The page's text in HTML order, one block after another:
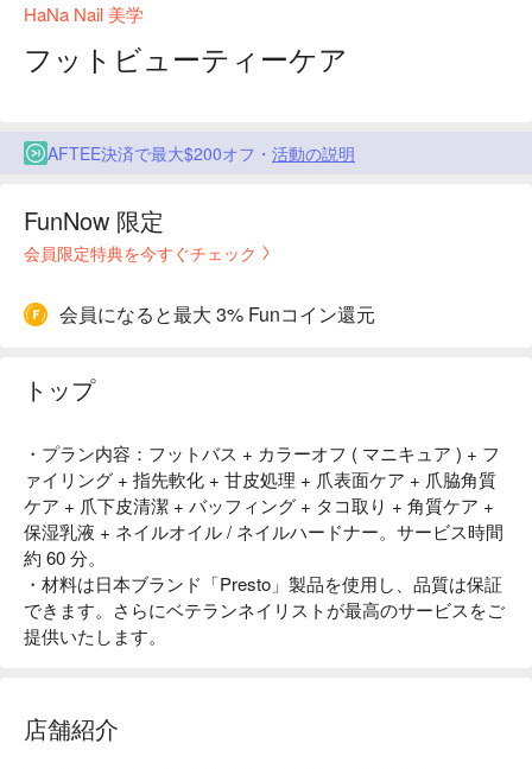
HaNa Nail 美学
フットビューティーケア
AFTEE決済で最大$200オフ・ 活動の説明
FunNow 限定
会員限定特典を今すぐチェック
会員になると最大 3% Funコイン還元
トップ
・プラン内容：フットバス + カラーオフ ( マニキュア ) + フ
ァイリング + 指先軟化 + 甘皮処理 + 爪表面ケア + 爪脇角質
ケア + 爪下皮清潔 + バッフィング + タコ取り + 角質ケア +
保湿乳液 + ネイルオイル / ネイルハードナー。サービス時間
約 60 分。
・材料は日本ブランド「Presto」製品を使用し、品質は保証
できます。さらにベテランネイリストが最高のサービスをご
提供いたします。
店舗紹介